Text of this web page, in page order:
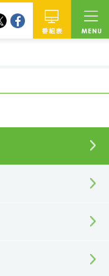
twitterfacebook